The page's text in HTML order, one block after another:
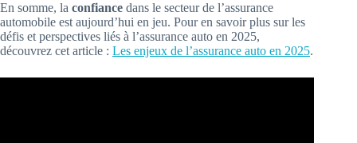
En somme, la confiance dans le secteur de l’assurance
automobile est aujourd’hui en jeu. Pour en savoir plus sur les
défis et perspectives liés à l’assurance auto en 2025,
découvrez cet article : Les enjeux de l’assurance auto en 2025.